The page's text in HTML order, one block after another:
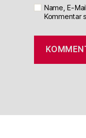
Name, E-
Kommentar